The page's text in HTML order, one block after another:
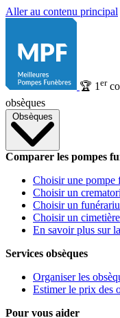
Aller au contenu principal
🏆 1 er
obsèques
Obsèques
Comparer les pompes
Choisir une pompe
Choisir un
Choisir un
Choisir un cimetière
En savoir plus sur
Services obsèques
Organiser les
Estimer le prix des
Pour vous aider